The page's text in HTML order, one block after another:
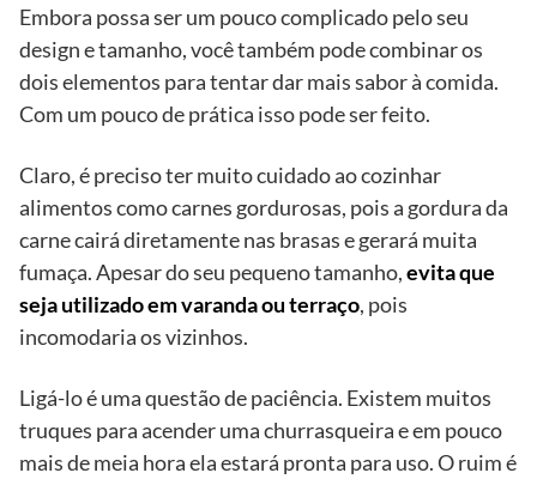
Embora possa ser um pouco complicado pelo seu
design e tamanho, você também pode combinar os
dois elementos para tentar dar mais sabor à comida.
Com um pouco de prática isso pode ser feito.
Claro, é preciso ter muito cuidado ao cozinhar
alimentos como carnes gordurosas, pois a gordura da
carne cairá diretamente nas brasas e gerará muita
fumaça. Apesar do seu pequeno tamanho,evita que
seja utilizado em varanda ou terraço, pois
incomodaria os vizinhos.
Ligá-lo é uma questão de paciência. Existem muitos
truques para acender uma churrasqueira e em pouco
mais de meia hora ela estará pronta para uso. O ruim é